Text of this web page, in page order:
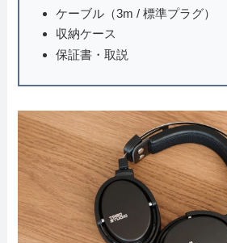
ケーブル（3m / 標準プラグ）
収納ケース
保証書・取説